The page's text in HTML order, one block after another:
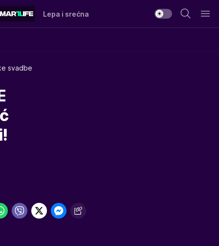
Lepa i srećna
svadbe